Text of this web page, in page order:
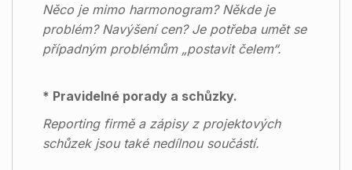
Něco je mimo harmonogram? Někde je
problém? Navýšení cen? Je potřeba umět se
případným problémům „postavit čelem“.
* Pravidelné porady a schůzky.
Reporting firmě a zápisy z projektových
schůzek jsou také nedílnou součástí.